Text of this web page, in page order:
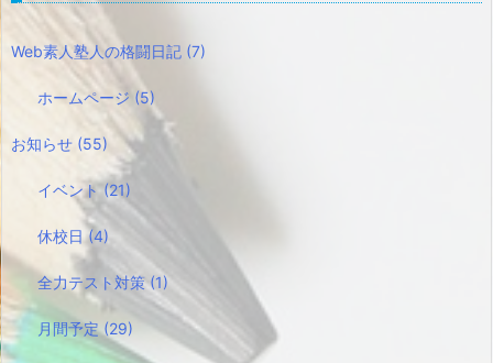
Web素人塾人の格闘日記 (7)
ホームページ (5)
お知らせ (55)
イベント(21)
休校日(4)
全力テスト対策(1)
月間予定 (29)